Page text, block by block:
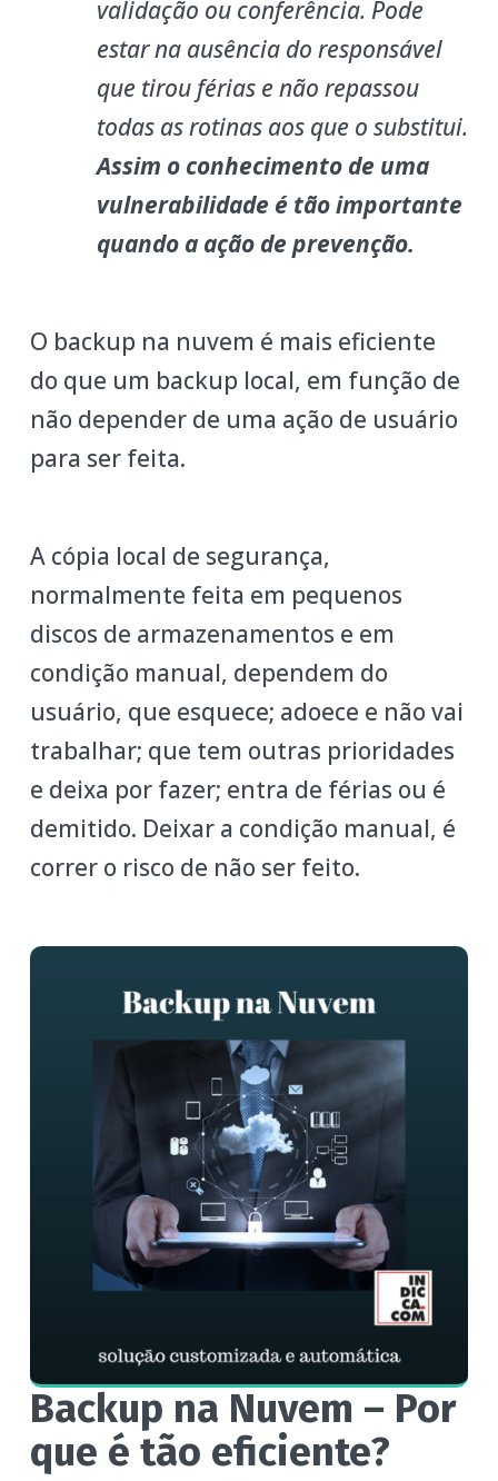
validação ou conferência. Pode
estar na ausência do responsável
que tirou férias e não repassou
todas as rotinas aos que o substitui.
Assim o conhecimento de uma
vulnerabilidade é tão importante
quando a ação de prevenção.
O backup na nuvem é mais eficiente
do que um backup local, em função de
não depender de uma ação de usuário
para ser feita.
A cópia local de segurança,
normalmente feita em pequenos
discos de armazenamentos e em
condição manual, dependem do
usuário, que esquece; adoece e não vai
trabalhar; que tem outras prioridades
e deixa por fazer; entra de férias ou é
demitido. Deixar a condição manual, é
correr o risco de não ser feito.
Backup na Nuvem – Por
que é tão eficiente?